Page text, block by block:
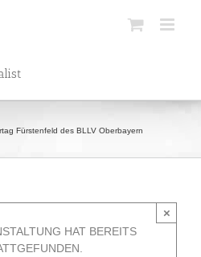
Fürstenfeld des BLLV Oberbayern
HAT BEREITS
×